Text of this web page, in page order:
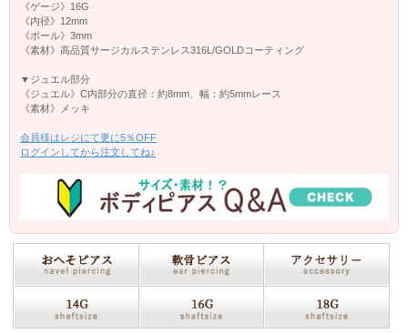
《ゲージ》16G
《内径》12mm
《ボール》3mm
《素材》高品質サージカルステンレス316L/GOLDコーティング
▼ジュエル部分
《ジュエル》C内部分の直径：約8mm、幅：約5mmレース
《素材》メッキ
会員様はレジにて更に5％OFF
ログインしてから注文してね♪